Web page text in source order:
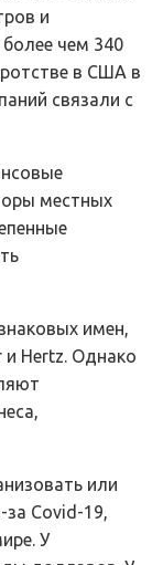
и
чем 340
в США в
связали с
местных
имен,
и Hertz. Однако
или
за Covid-19,
У